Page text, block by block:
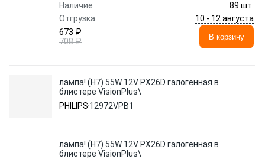
Наличие
89 шт.
Отгрузка
10 - 12 августа
673 ₽
708 ₽
В корзину
лампа! (H7) 55W 12V PX26D галогенная в
блистере VisionPlus\
PHILIPS 12972VPB1
лампа! (H7) 55W 12V PX26D галогенная в
блистере VisionPlus\